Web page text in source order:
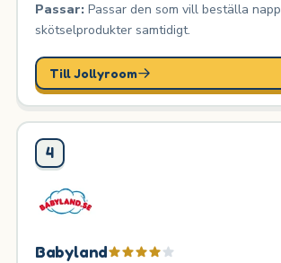
Passar:Passar den som vill beställa
skötselprodukter samtidigt.
Till Jollyroom
4
Babyland